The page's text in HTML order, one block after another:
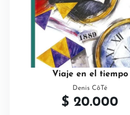
Viaje en el tiempo
Denis CôTé
$ 20.000